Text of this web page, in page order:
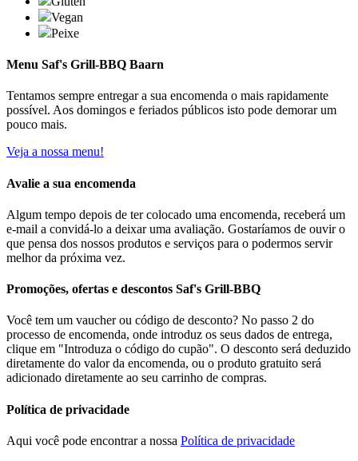
Vegan
Peixe
Menu Saf's Grill-BBQ Baarn
Tentamos sempre entregar a sua encomenda o mais rapidamente
possível. Aos domingos e feriados públicos isto pode demorar um
pouco mais.
Veja a nossa menu!
Avalie a sua encomenda
Algum tempo depois de ter colocado uma encomenda, receberá um
e-mail a convidá-lo a deixar uma avaliação. Gostaríamos de ouvir o
que pensa dos nossos produtos e serviços para o podermos servir
melhor da próxima vez.
Promoções, ofertas e descontos Saf's Grill-BBQ
Você tem um vaucher ou código de desconto? No passo 2 do
processo de encomenda, onde introduz os seus dados de entrega,
clique em "Introduza o código do cupão". O desconto será deduzido
diretamente do valor da encomenda, ou o produto gratuito será
adicionado diretamente ao seu carrinho de compras.
Política de privacidade
Aqui você pode encontrar a nossa Política de privacidade